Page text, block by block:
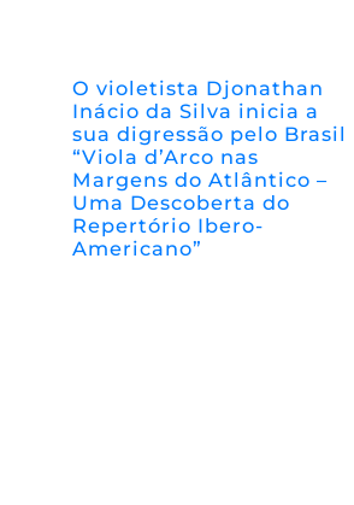
O violetista Djonathan
Inácio da Silva inicia a
sua digressão pelo Brasil
“Viola d’Arco nas
Margens do Atlântico –
Uma Descoberta do
Repertório Ibero-
Americano”